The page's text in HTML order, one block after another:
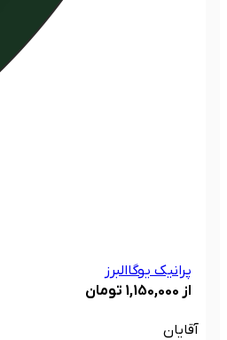
پرانیک یوگاالبرز
از 1,150,000 تومان
آقایان